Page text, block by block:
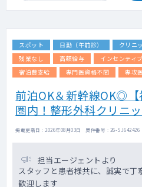
スポット 日勤（午前診） クリニ
残業なし
高額給与 インセンティ
宿泊費支給
専門医資格不問 専攻
前泊OK＆新幹線OK◎
圏内！整形外科クリニ
掲載更新日 : 2026年08月03日 案件番号 : 26-SJ642426
担当エージェントより
スタッフと患者様共に、誠実で丁
歓迎します